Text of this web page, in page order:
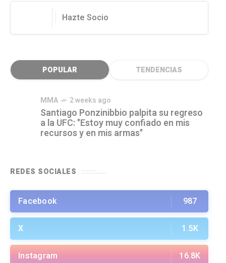
Hazte Socio
POPULAR TENDENCIAS
MMA 2 weeks ago
Santiago Ponzinibbio palpita su regreso
a la UFC: "Estoy muy confiado en mis
recursos y en mis armas"
REDES SOCIALES
Facebook 987
X 1.5K
Instagram 16.8K